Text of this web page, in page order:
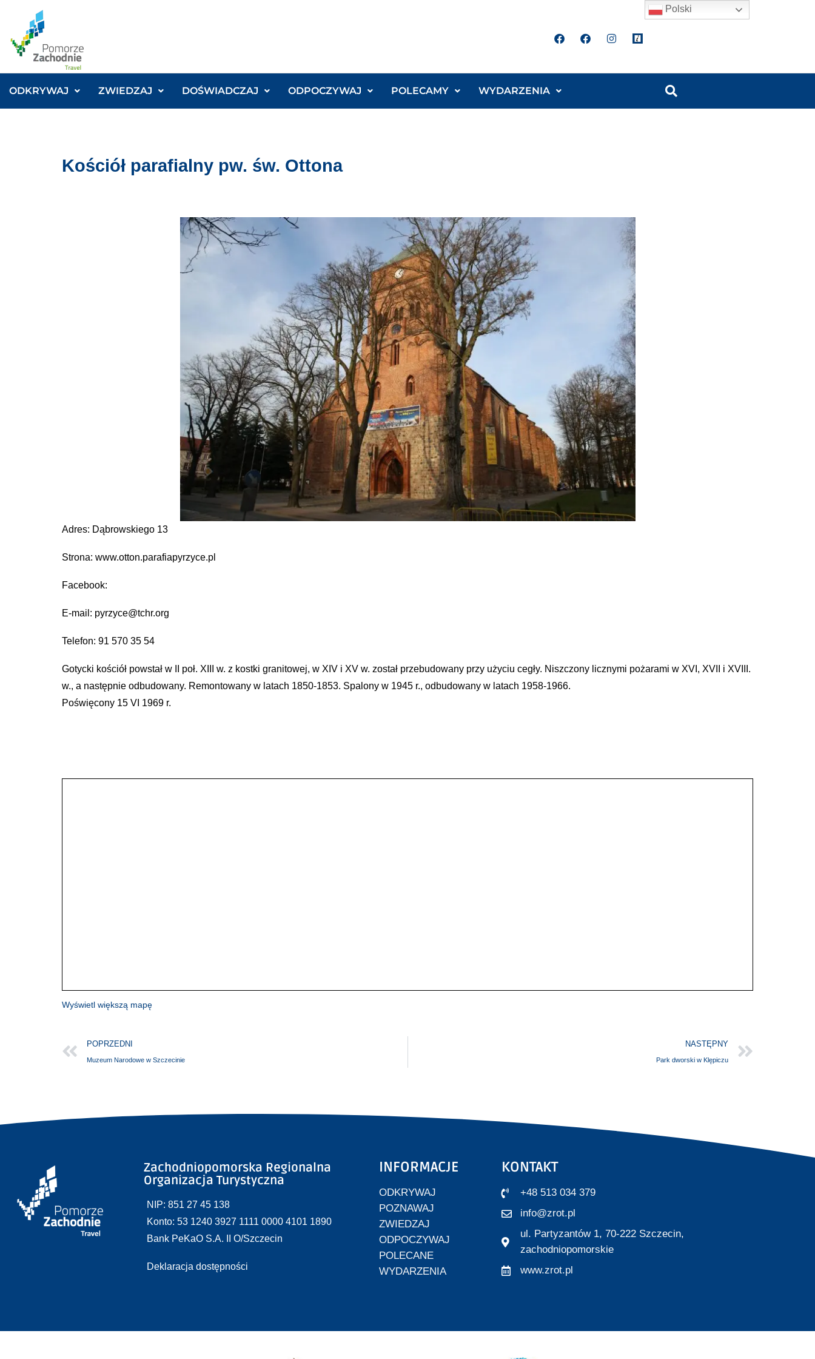
ODKRYWAJ ZWIEDZAJ DOŚWIADCZAJ ODPOCZYWAJ POLECAMY WYDARZENIA
Kościół parafialny pw. św. Ottona
Adres: Dąbrowskiego 13
Strona: www.otton.parafiapyrzyce.pl
Facebook:
E-mail: pyrzyce@tchr.org
Telefon: 91 570 35 54
Gotycki kościół powstał w II poł. XIII w. z kostki granitowej, w XIV i XV w. został przebudowany przy użyciu cegły. Niszczony licznymi pożarami w XVI, XVII i XVIII.
w., a następnie odbudowany. Remontowany w latach 1850-1853. Spalony w 1945 r., odbudowany w latach 1958-1966.
Poświęcony 15 VI 1969 r.
Wyświetl większą mapę
POPRZEDNI
Muzeum Narodowe w Szczecinie
NASTĘPNY
Park dworski w Klępiczu
Zachodniopomorska Regionalna
Organizacja Turystyczna
NIP: 851 27 45 138
Konto: 53 1240 3927 1111 0000 4101 1890
Bank PeKaO S.A. II O/Szczecin
Deklaracja dostępności
INFORMACJE
ODKRYWAJ
POZNAWAJ
ZWIEDZAJ
ODPOCZYWAJ
POLECANE
WYDARZENIA
KONTAKT
+48 513 034 379
info@zrot.pl
ul. Partyzantów 1, 70-222 Szczecin,
zachodniopomorskie
www.zrot.pl
Polski